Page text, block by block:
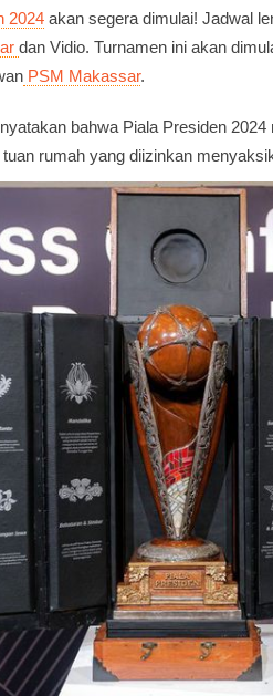
2024 akan segera dimulai! Jadwal
dan Vidio. Turnamen ini akan
PSM Makassar.
bahwa Piala Presiden
rumah yang diizinkan